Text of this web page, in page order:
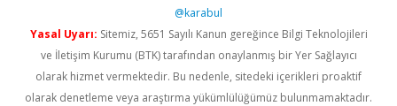
@karabul
Yasal Uyarı: Sitemiz, 5651 Sayılı Kanun gereğince Bilgi Teknolojileri
ve İletişim Kurumu (BTK) tarafından onaylanmış bir Yer Sağlayıcı
olarak hizmet vermektedir. Bu nedenle, sitedeki içerikleri proaktif
olarak denetleme veya araştırma yükümlülüğümüz bulunmamaktadır.